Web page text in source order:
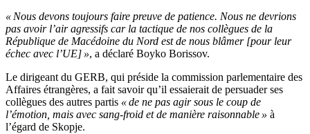
« Nous devons toujours faire preuve de patience. Nous ne devrions
pas avoir l’air agressifs car la tactique de nos collègues de la
République de Macédoine du Nord est de nous blâmer [pour leur
échec avec l’UE] », a déclaré Boyko Borissov.
Le dirigeant du GERB, qui préside la commission parlementaire des
Affaires étrangères, a fait savoir qu’il essaierait de persuader ses
collègues des autres partis « de ne pas agir sous le coup de
l’émotion, mais avec sang-froid et de manière raisonnable » à
l’égard de Skopje.